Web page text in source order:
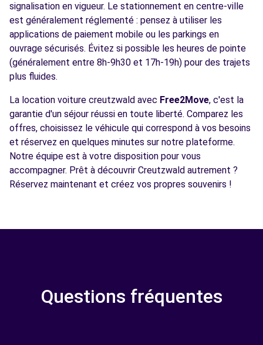
signalisation en vigueur. Le stationnement en centre-ville
est généralement réglementé : pensez à utiliser les
applications de paiement mobile ou les parkings en
ouvrage sécurisés. Évitez si possible les heures de pointe
(généralement entre 8h-9h30 et 17h-19h) pour des trajets
plus fluides.
La location voiture creutzwald avec Free2Move, c'est la
garantie d'un séjour réussi en toute liberté. Comparez les
offres, choisissez le véhicule qui correspond à vos besoins
et réservez en quelques minutes sur notre plateforme.
Notre équipe est à votre disposition pour vous
accompagner. Prêt à découvrir Creutzwald autrement ?
Réservez maintenant et créez vos propres souvenirs !
Questions fréquentes